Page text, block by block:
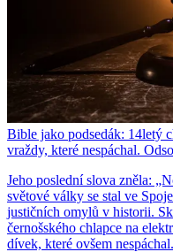
Bible jako podsedák: 14letý
vraždy, které nespáchal.
Jeho poslední slova zněla:
světové války se stal ve
justičních omylů v historii.
černošského chlapce na
dívek, které ovšem nespáchal.